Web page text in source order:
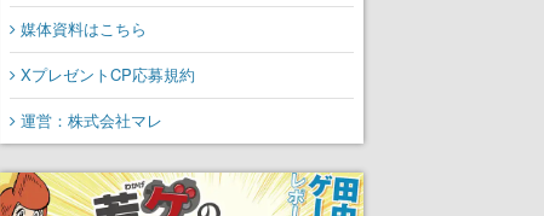
媒体資料はこちら
XプレゼントCP応募規約
運営：株式会社マレ